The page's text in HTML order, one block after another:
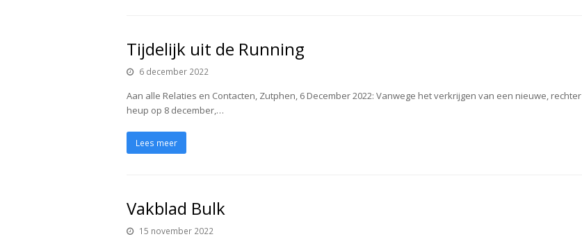
Tijdelijk uit de Running
6 december 2022
Aan alle Relaties en Contacten, Zutphen, 6 December 2022: Vanwege het verkrijgen van een nieuwe, rechter
heup op 8 december,…
Lees meer
Vakblad Bulk
15 november 2022